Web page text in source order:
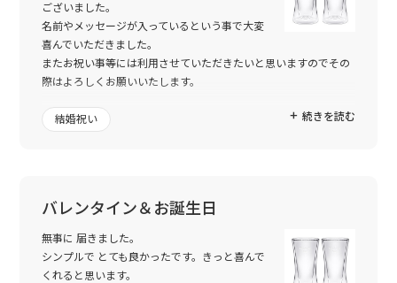
ございました。
名前やメッセージが入っているという事で大変
喜んでいただきました。
またお祝い事等には利用させていただきたいと思いますのでその
際はよろしくお願いいたします。
続きを読む
結婚祝い
バレンタイン＆お誕生日
無事に 届きました。
シンプルで とても良かったです。きっと喜んで
くれると思います。